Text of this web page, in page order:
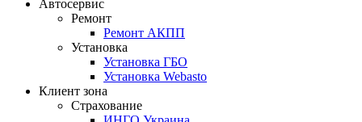
Автосервис
Ремонт
Ремонт АКПП
Установка
Установка ГБО
Установка Webasto
Клиент зона
Страхование